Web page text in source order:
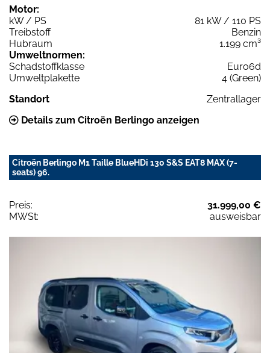
Motor:
kW / PS
81 kW / 110 PS
Treibstoff
Benzin
Hubraum
1.199 cm³
Umweltnormen:
Schadstoffklasse
Euro6d
Umweltplakette
4 (Green)
Standort
Zentrallager
Details zum Citroën Berlingo anzeigen
Citroën Berlingo M1 Taille BlueHDi 130 S&S EAT8 MAX (7-
seats) 96.
Preis:
31.999,00 €
MWSt:
ausweisbar